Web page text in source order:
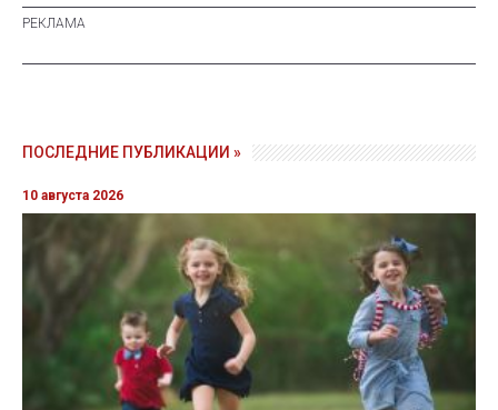
ПОСЛЕДНИЕ ПУБЛИКАЦИИ »
10 августа 2026